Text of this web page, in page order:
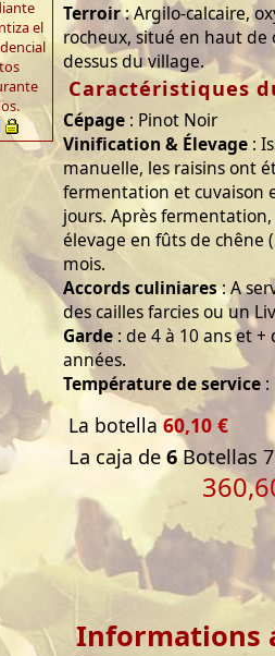
el
Terroir: Argilo-calcaire,
rocheux, situé en haut de
dessus du village.
Caractéristiques
Cépage : Pinot Noir
Vinification & Élevage :
manuelle, les raisins ont
fermentation et cuvaison
jours. Après
élevage en fûts de chêne
mois.
Accords culiniares: A
des cailles farcies ou un
Garde : de 4 à 10 ans et
années.
Température de service :
La botella 60,10 €
La caja de 6Botellas
Informations